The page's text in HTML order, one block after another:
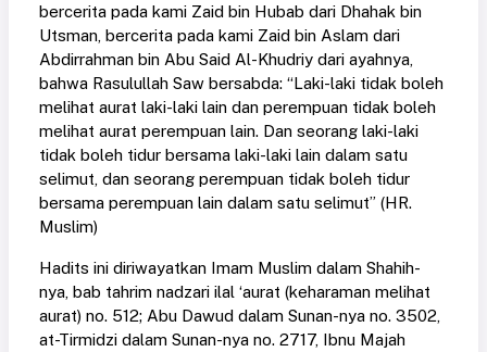
bercerita pada kami Zaid bin Hubab dari Dhahak bin
Utsman, bercerita pada kami Zaid bin Aslam dari
Abdirrahman bin Abu Said Al-Khudriy dari ayahnya,
bahwa Rasulullah Saw bersabda: “Laki-laki tidak boleh
melihat aurat laki-laki lain dan perempuan tidak boleh
melihat aurat perempuan lain. Dan seorang laki-laki
tidak boleh tidur bersama laki-laki lain dalam satu
selimut, dan seorang perempuan tidak boleh tidur
bersama perempuan lain dalam satu selimut” (HR.
Muslim)
Hadits ini diriwayatkan Imam Muslim dalam Shahih-
nya, bab tahrim nadzari ilal ‘aurat (keharaman melihat
aurat) no. 512; Abu Dawud dalam Sunan-nya no. 3502,
at-Tirmidzi dalam Sunan-nya no. 2717, Ibnu Majah